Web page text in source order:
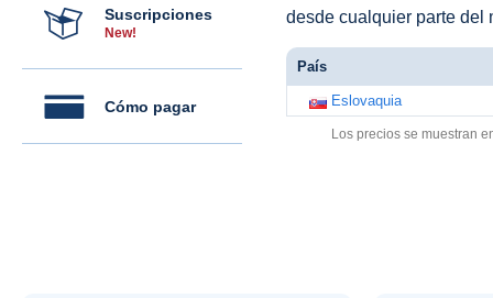
Suscripciones
New!
Cómo pagar
desde cualquier parte del
País
Eslovaquia
Los precios se muestran